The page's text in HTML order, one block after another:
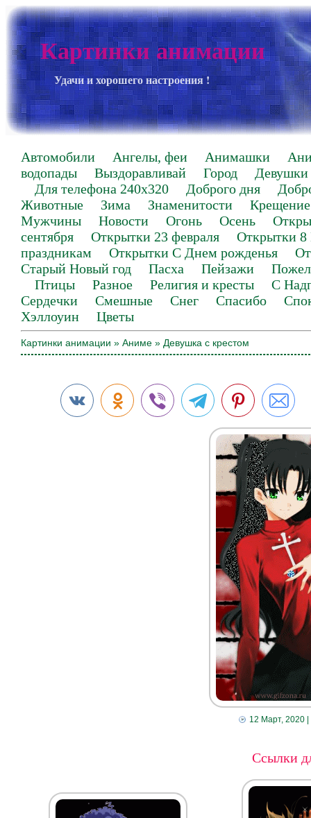
Картинки анимации
Удачи и хорошего настроения !
Автомобили Ангелы, феи Анимашки
водопады
Выздоравливай Город
Девушки
Для телефона 240х320
Доброго дня
Животные
Зима Знаменитости
Крещение
Мужчины
Новости Огонь Осень
сентября
Открытки 23 февраля
Открытки 8
праздникам
Открытки С Днем рожденья
Старый Новый год
Пасха Пейзажи
Птицы
Разное Религия и кресты
С
Сердечки
Смешные Снег Спасибо
Хэллоуин
Цветы
Картинки анимации » Аниме » Девушка с крестом
12 Март, 2020
Ссылки